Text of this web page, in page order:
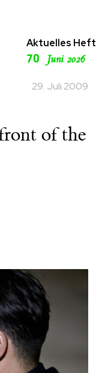
Aktuelles Heft
70 Juni 2026
29. Juli 2009
of the